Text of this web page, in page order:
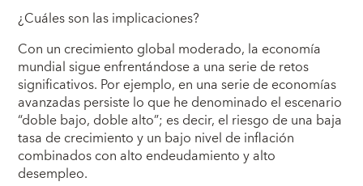
¿Cuáles son las implicaciones?
Con un crecimiento global moderado, la economía
mundial sigue enfrentándose a una serie de retos
significativos. Por ejemplo, en una serie de economías
avanzadas persiste lo que he denominado el escenario
“doble bajo, doble alto”; es decir, el riesgo de una baja
tasa de crecimiento y un bajo nivel de inflación
combinados con alto endeudamiento y alto
desempleo.